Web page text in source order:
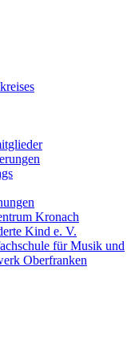
Kronach
Kind e. V.
für Musik und
Oberfranken